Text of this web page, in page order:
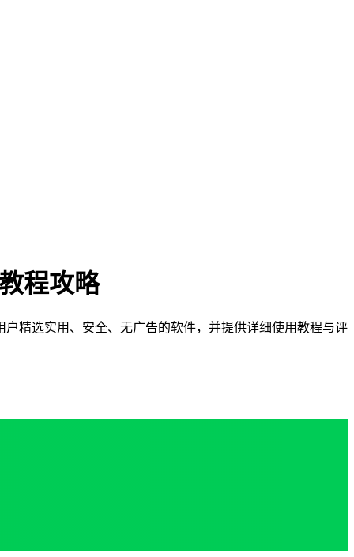
程攻略
精选实用、安全、无广告的软件，并提供详细使用教程与评